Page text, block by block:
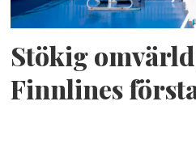
Stökig
Finnlines